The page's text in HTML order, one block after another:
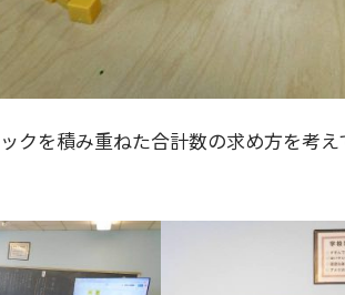
クを積み重ねた合計数の求め方を考